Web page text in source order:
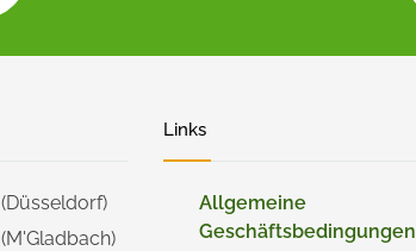
(Düsseldorf)
(M'Gladbach)
Links
Allgemeine
Geschäftsbedingungen